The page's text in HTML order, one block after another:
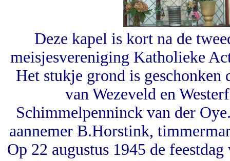
Deze kapel is kort na de
meisjesvereniging Katholieke
Het stukje grond is
van Wezeveld en
Schimmelpenninck van der
aannemer B.Horstink,
Op 22 augustus 1945 de